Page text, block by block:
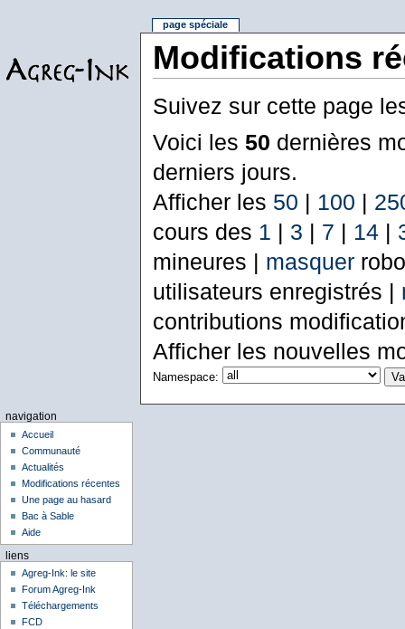
Modifications
Suivez sur cette page
Voici les 50 dernières
derniers jours.
Afficher les 50 | 100 |
cours des 1 | 3 | 7 | 14|
mineures | masquer
utilisateurs enregistrés |
contributions
Afficher les nouvelles
Namespace:
page spéciale
navigation
Accueil
Communauté
Actualités
Modifications récentes
Une page au hasard
Bac à Sable
Aide
liens
Agreg-Ink: le site
Forum Agreg-Ink
Téléchargements
FCD